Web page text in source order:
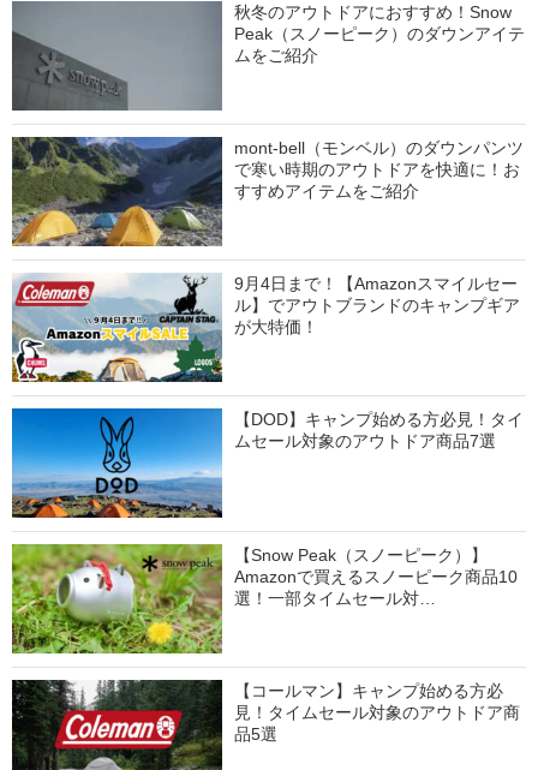
秋冬のアウトドアにおすすめ！Snow
Peak（スノーピーク）のダウンアイテ
ムをご紹介
mont-bell（モンベル）のダウンパンツ
で寒い時期のアウトドアを快適に！お
すすめアイテムをご紹介
9月4日まで！【Amazonスマイルセー
ル】でアウトブランドのキャンプギア
が大特価！
【DOD】キャンプ始める方必見！タイ
ムセール対象のアウトドア商品7選
【Snow Peak（スノーピーク）】
Amazonで買えるスノーピーク商品10
選！一部タイムセール対…
【コールマン】キャンプ始める方必
見！タイムセール対象のアウトドア商
品5選